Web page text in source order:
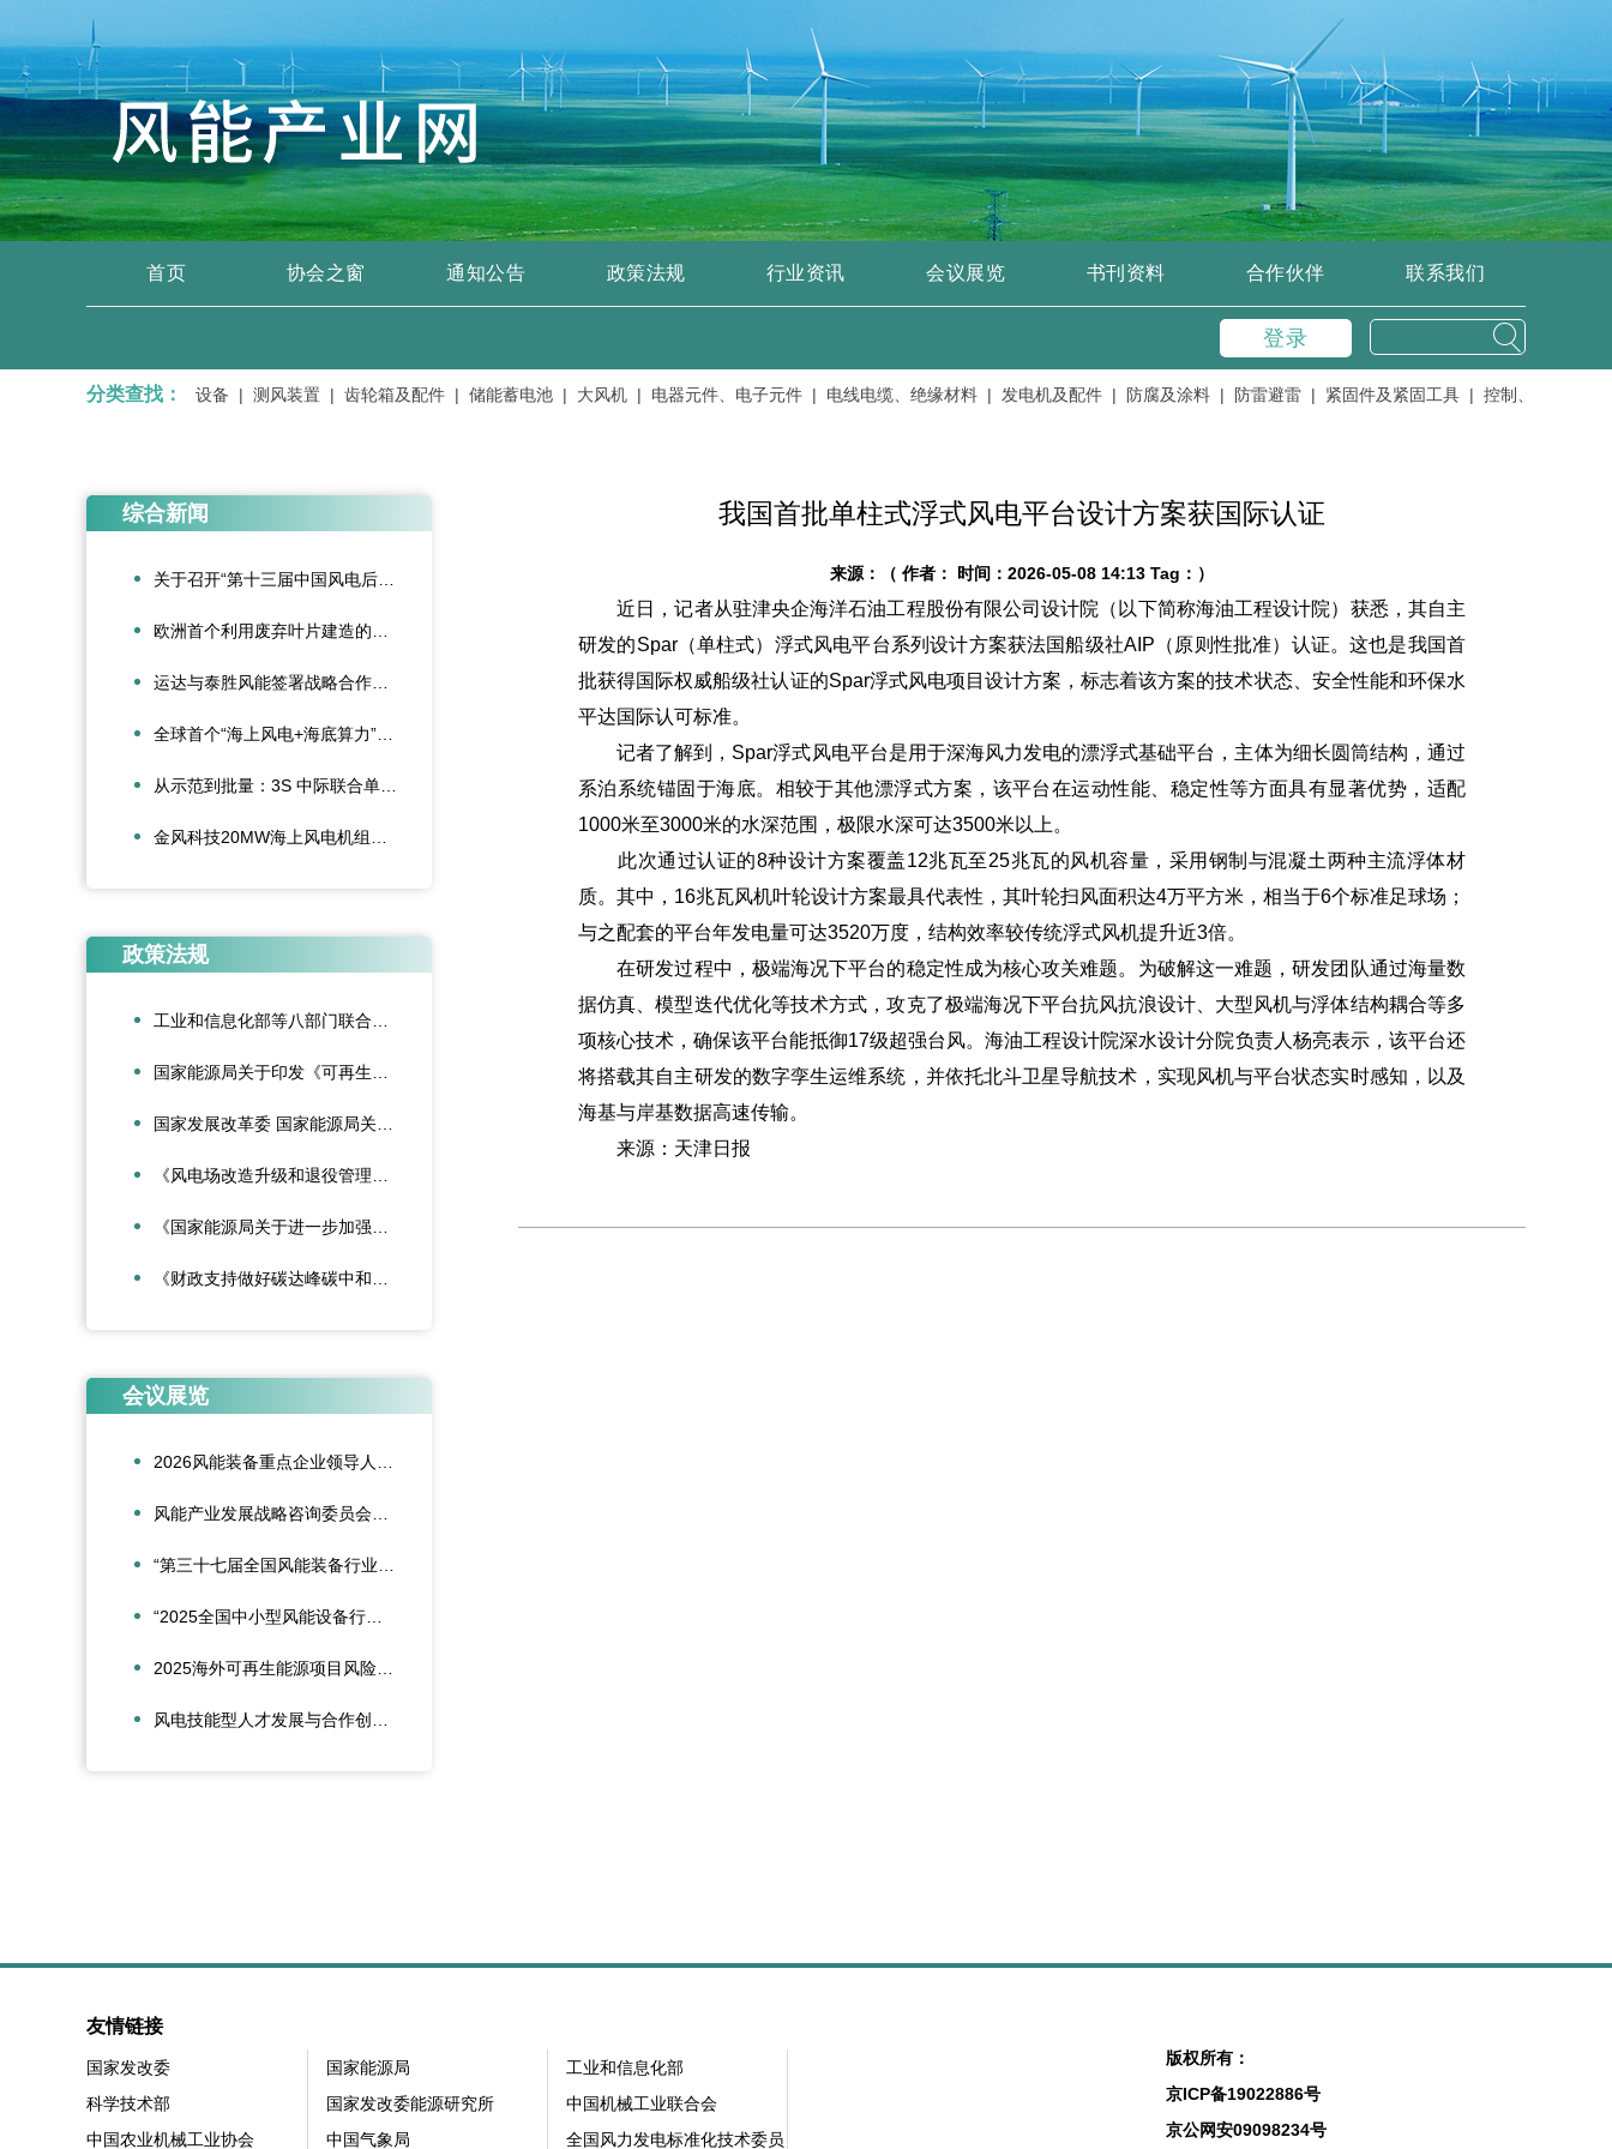
首页 协会之窗 通知公告 政策法规 行业资讯 会议展览 书刊资料 合作伙伴 联系我们
登录
分类查找：
、输变电设备、开关设备 | 测风装置 | 齿轮箱及配件 | 储能蓄电池 | 大风机 | 电器元件、电子元件 | 电线电缆、绝缘材料 | 发电机及配件 | 防腐及涂料 | 防雷避雷 | 紧固件及紧固工具 | 控制、变流器、逆
综合新闻
政策法规
会议展览
我国首批单柱式浮式风电平台设计方案获国际认证
来源：（ 作者： 时间：2026-05-08 14:13 Tag：）
近日，记者从驻津央企海洋石油工程股份有限公司设计院（以下简称海油工程设计院）获悉，其自主
研发的Spar（单柱式）浮式风电平台系列设计方案获法国船级社AIP（原则性批准）认证。这也是我国首
批获得国际权威船级社认证的Spar浮式风电项目设计方案，标志着该方案的技术状态、安全性能和环保水
平达国际认可标准。
记者了解到，Spar浮式风电平台是用于深海风力发电的漂浮式基础平台，主体为细长圆筒结构，通过
系泊系统锚固于海底。相较于其他漂浮式方案，该平台在运动性能、稳定性等方面具有显著优势，适配
1000米至3000米的水深范围，极限水深可达3500米以上。
此次通过认证的8种设计方案覆盖12兆瓦至25兆瓦的风机容量，采用钢制与混凝土两种主流浮体材
质。其中，16兆瓦风机叶轮设计方案最具代表性，其叶轮扫风面积达4万平方米，相当于6个标准足球场；
与之配套的平台年发电量可达3520万度，结构效率较传统浮式风机提升近3倍。
在研发过程中，极端海况下平台的稳定性成为核心攻关难题。为破解这一难题，研发团队通过海量数
据仿真、模型迭代优化等技术方式，攻克了极端海况下平台抗风抗浪设计、大型风机与浮体结构耦合等多
项核心技术，确保该平台能抵御17级超强台风。海油工程设计院深水设计分院负责人杨亮表示，该平台还
将搭载其自主研发的数字孪生运维系统，并依托北斗卫星导航技术，实现风机与平台状态实时感知，以及
海基与岸基数据高速传输。
来源：天津日报
友情链接
国家发改委 国家能源局
工业和信息化部
科学技术部
国家发改委能源研究所
中国机械工业联合会
中国农业机械工业协会
中国气象局 全国风力发电标准化技术委员
版权所有：
京ICP备19022886号
京公网安09098234号